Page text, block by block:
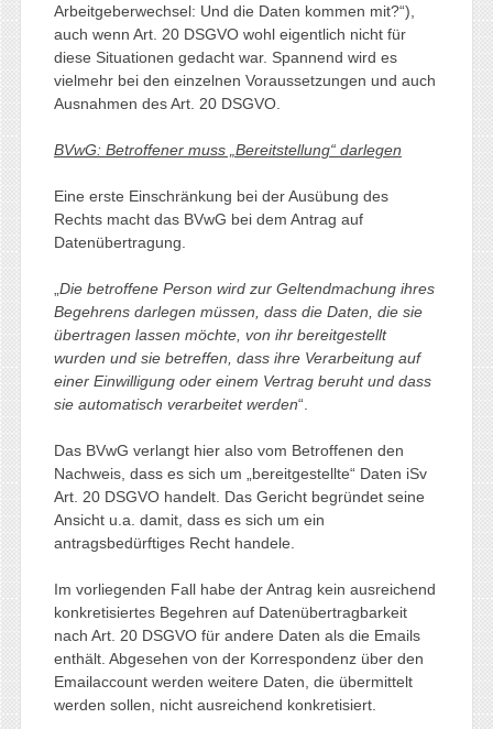
Arbeitgeberwechsel: Und die Daten kommen mit?“),
auch wenn Art. 20 DSGVO wohl eigentlich nicht für
diese Situationen gedacht war. Spannend wird es
vielmehr bei den einzelnen Voraussetzungen und auch
Ausnahmen des Art. 20 DSGVO.
BVwG: Betroffener muss „Bereitstellung“ darlegen
Eine erste Einschränkung bei der Ausübung des
Rechts macht das BVwG bei dem Antrag auf
Datenübertragung.
Die betroffene Person wird zur Geltendmachung ihres
Begehrens darlegen müssen, dass die Daten, die sie
übertragen lassen möchte, von ihr bereitgestellt
wurden und sie betreffen, dass ihre Verarbeitung auf
einer Einwilligung oder einem Vertrag beruht und dass
sie automatisch verarbeitet werden“.
Das BVwG verlangt hier also vom Betroffenen den
Nachweis, dass es sich um „bereitgestellte“ Daten iSv
Art. 20 DSGVO handelt. Das Gericht begründet seine
Ansicht u.a. damit, dass es sich um ein
antragsbedürftiges Recht handele.
Im vorliegenden Fall habe der Antrag kein ausreichend
konkretisiertes Begehren auf Datenübertragbarkeit
nach Art. 20 DSGVO für andere Daten als die Emails
enthält. Abgesehen von der Korrespondenz über den
Emailaccount werden weitere Daten, die übermittelt
werden sollen, nicht ausreichend konkretisiert.